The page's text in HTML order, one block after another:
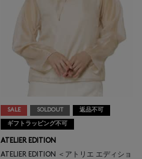
SALE SOLDOUT 返品不可
ギフトラッピング不可
ATELIER EDITION
ATELIER EDITION ＜アトリエ エディショ